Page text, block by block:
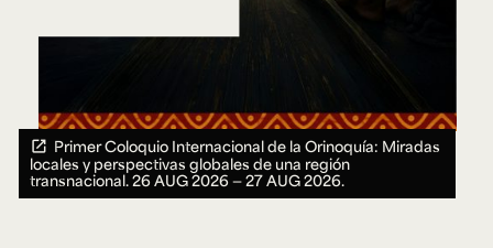
Primer Coloquio Internacional de la Orinoquía: Miradas
locales y perspectivas globales de una región
transnacional.26 AUG 2026 ― 27 AUG 2026.